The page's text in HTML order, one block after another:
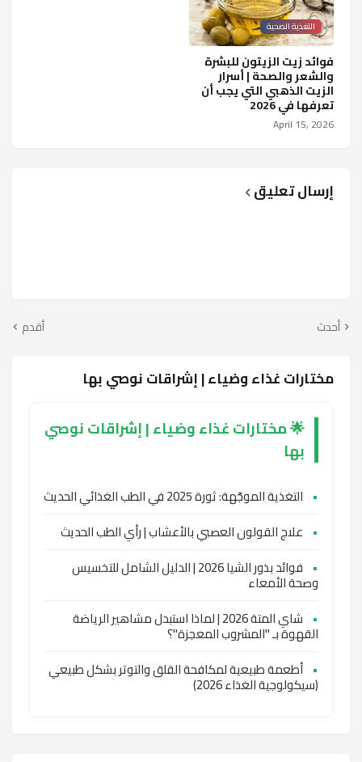
التغذية الصحية
فوائد زيت الزيتون للبشرة
والشعر والصحة | أسرار
الزيت الذهبي التي يجب أن
تعرفها في 2026
April 15, 2026
إرسال تعليق
أحدث أقدم
مختارات غذاء وضياء | إشراقات نوصي بها
🌟 مختارات غذاء وضياء | إشراقات نوصي
بها
• التغذية الموجّهة: ثورة 2025 في الطب الغذائي الحديث
• علاج القولون العصبي بالأعشاب | رأي الطب الحديث
•
فوائد بذور الشيا 2026 | الدليل الشامل للتخسيس
وصحة الأمعاء
•
شاي المتة 2026 | لماذا استبدل مشاهير الرياضة
القهوة بـ "المشروب المعجزة"؟
• أطعمة طبيعية لمكافحة القلق والتوتر بشكل طبيعي
(سيكولوجية الغذاء 2026)